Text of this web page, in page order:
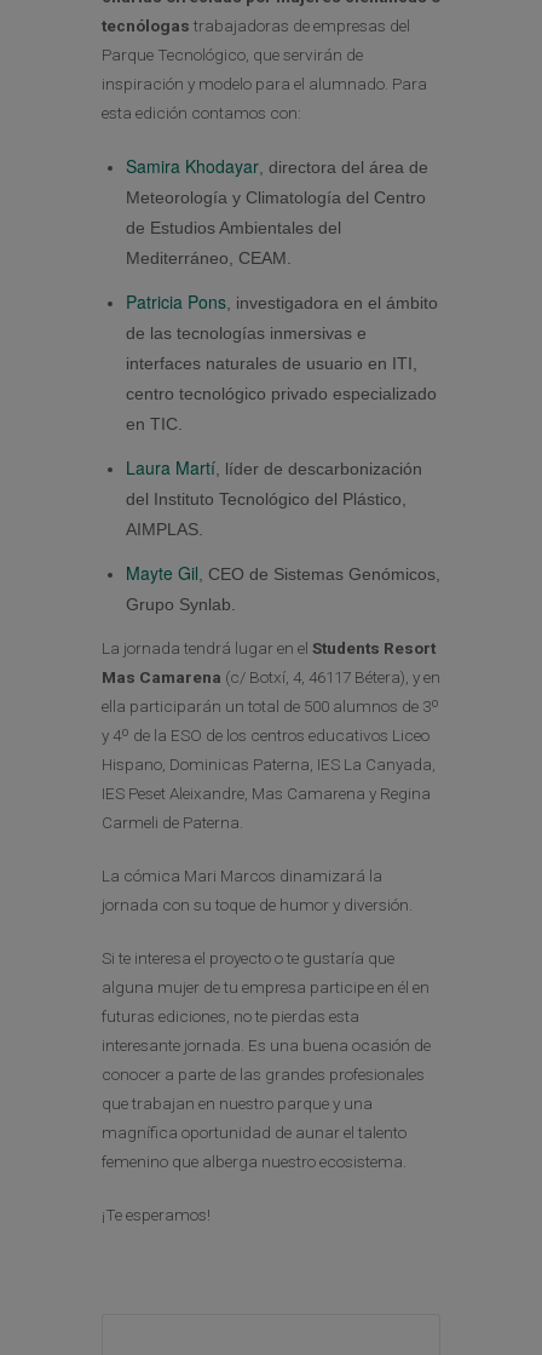
tecnólogas trabajadoras de empresas del
Parque Tecnológico, que servirán de
inspiración y modelo para el alumnado. Para
esta edición contamos con:
Samira Khodayar , directora del área de
Meteorología y Climatología del Centro
de Estudios Ambientales del
Mediterráneo, CEAM.
Patricia Pons , investigadora en el ámbito
de las tecnologías inmersivas e
interfaces naturales de usuario en ITI,
centro tecnológico privado especializado
en TIC.
Laura Martí , líder de descarbonización
del Instituto Tecnológico del Plástico,
AIMPLAS.
Mayte Gil , CEO de Sistemas Genómicos,
Grupo Synlab.
La jornada tendrá lugar en el Students Resort
Mas Camarena (c/ Botxí, 4, 46117 Bétera), y en
ella participarán un total de 500 alumnos de 3º
y 4º de la ESO de los centros educativos Liceo
Hispano, Dominicas Paterna, IES La Canyada,
IES Peset Aleixandre, Mas Camarena y Regina
Carmeli de Paterna.
La cómica Mari Marcos dinamizará la
jornada con su toque de humor y diversión.
Si te interesa el proyecto o te gustaría que
alguna mujer de tu empresa participe en él en
futuras ediciones, no te pierdas esta
interesante jornada. Es una buena ocasión de
conocer a parte de las grandes profesionales
que trabajan en nuestro parque y una
magnífica oportunidad de aunar el talento
femenino que alberga nuestro ecosistema.
¡Te esperamos!